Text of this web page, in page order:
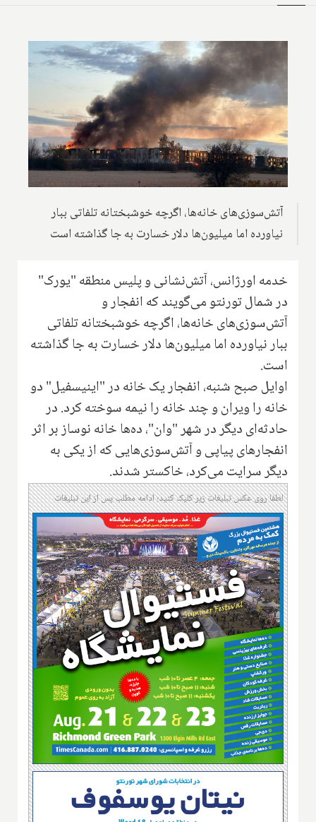
آتش‌سوزی‌های خانه‌ها، اگرچه خوشبختانه تلفاتی ببار
نیاورده اما میلیون‌ها دلار خسارت به جا گذاشته است
خدمه اورژانس، آتش‌نشانی و پلیس منطقه "یورک"
در شمال تورنتو می‌گویند که انفجار و
آتش‌سوزی‌های خانه‌ها، اگرچه خوشبختانه تلفاتی
ببار نیاورده اما میلیون‌ها دلار خسارت به جا گذاشته
است.
اوایل صبح شنبه، انفجار یک خانه در "اینیسفیل" دو
خانه را ویران و چند خانه را نیمه سوخته کرد. در
حادثه‌ای دیگر در شهر "وان"، ده‌ها خانه نوساز بر اثر
انفجارهای پیاپی و آتش‌سوزی‌هایی که از یکی به
دیگر سرایت می‌کرد، خاکستر شدند.
لطفا روی عکس تبلیغات زیر کلیک کنید؛ ادامه مطلب پس از این تبلیغات